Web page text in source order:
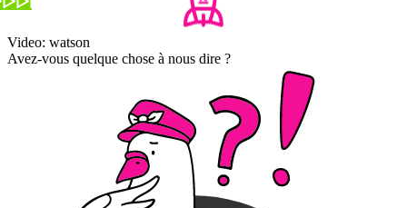
Video: watson
Avez-vous quelque chose à nous dire ?